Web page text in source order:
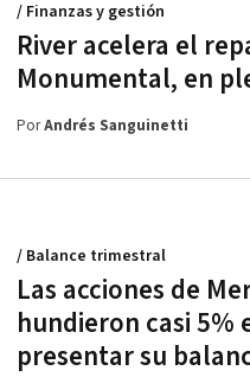
River acelera el
Monumental, en
/ Finanzas y gestión
PorAndrés Sanguinetti
Las acciones de
hundieron casi 5%
presentar su
/ Balance trimestral